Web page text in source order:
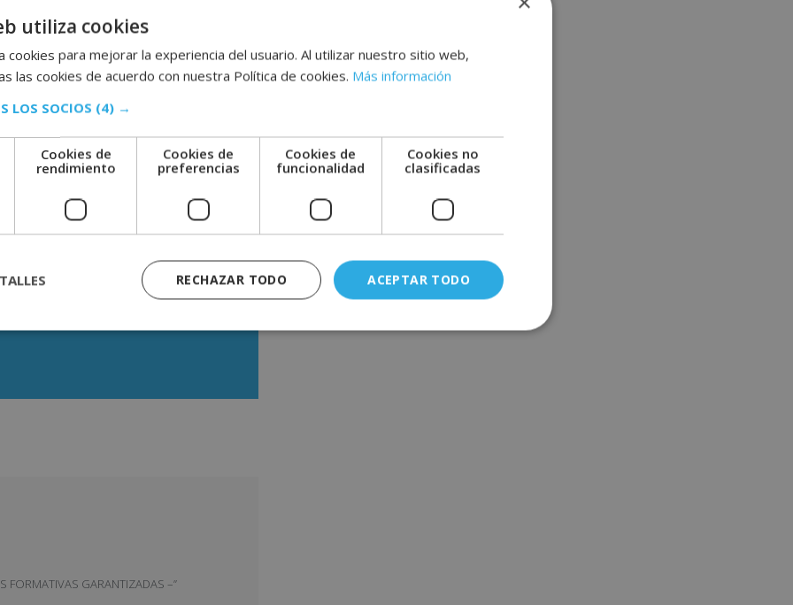
y cómo tratarla. Acto seguido, el
normativas de seguridad e higiene
en el área de los recursos humanos.
de trabajo del equipo humano, y
al personal, mejorar el clima laboral y
de trabajo. Durante el Máster, el
nociones psicológicas para poder
sanitario. En esta línea, el
de conflictos, y además,
del negocio.
complementaria. Este curso no conduce a
GARANTIZADAS –”
utiliza cookies
cookies para mejorar la experiencia del usuario. Al utilizar nuestro sitio web,
las cookies de acuerdo con nuestra Política de cookies. Más información
LOS SOCIOS (4) →
Cookies de
rendimiento
Cookies de
preferencias
Cookies de
funcionalidad
Cookies no
clasificadas
ACEPTAR TODO
RECHAZAR TODO